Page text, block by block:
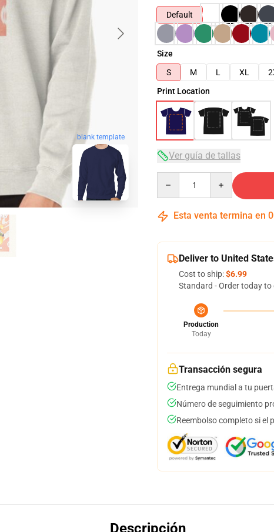
blank template
Default
Size
S
M L XL
Print Location
Ver guía de tallas
Esta venta termina en
Deliver to United
Cost to ship:$6.99
Standard - Order today to
Production
Today
Transacción segura
Entrega mundial a tu
Número de seguimiento
Reembolso completo si el
Descripción